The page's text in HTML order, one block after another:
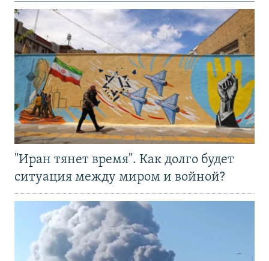
"Иран тянет время". Как долго будет
ситуация между миром и войной?